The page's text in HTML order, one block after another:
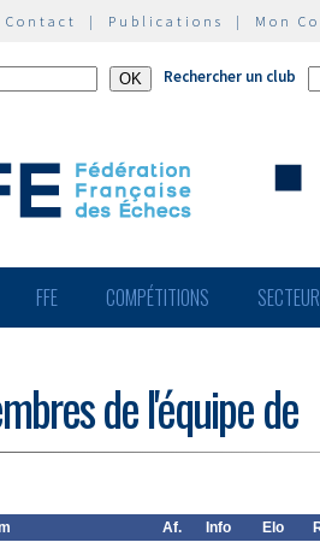
Contact | Publications | Mon
Rechercher un club
FFE COMPÉTITIONS
de l'équipe de
Af. Info Elo